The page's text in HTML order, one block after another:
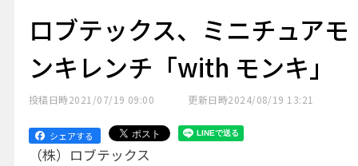
ロブテックス、ミニチュアモ
ンキレンチ「with モンキ」
投稿日時2021/07/19 09:00 更新日時2024/08/19 13:21
シェアする
（株）ロブテックス